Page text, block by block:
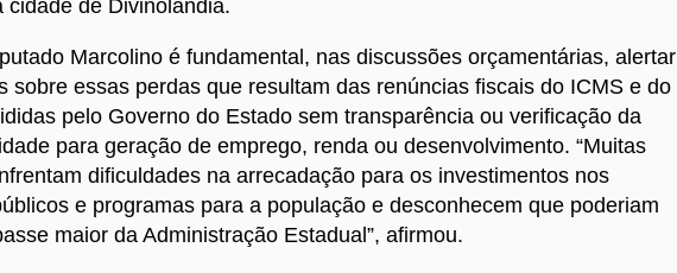
cidade de Divinolândia.
Marcolino é fundamental, nas discussões orçamentárias, alertar
sobre essas perdas que resultam das renúncias fiscais do ICMS e do
pelo Governo do Estado sem transparência ou verificação da
para geração de emprego, renda ou desenvolvimento. “Muitas
dificuldades na arrecadação para os investimentos nos
e programas para a população e desconhecem que poderiam
maior da Administração Estadual”, afirmou.